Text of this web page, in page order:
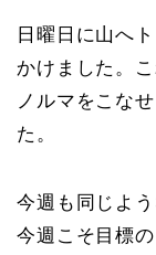
日曜日に山へ
かけました。
ノルマをこな
た。
今週も同じよ
今週こそ目標